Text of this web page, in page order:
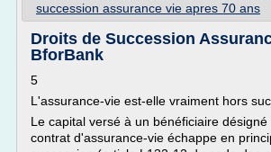
succession assurance vie apres 70 ans
Droits de Succession
BforBank
5
L'assurance-vie est-elle vraiment hors
Le capital versé à un bénéficiaire
contrat d'assurance-vie échappe en